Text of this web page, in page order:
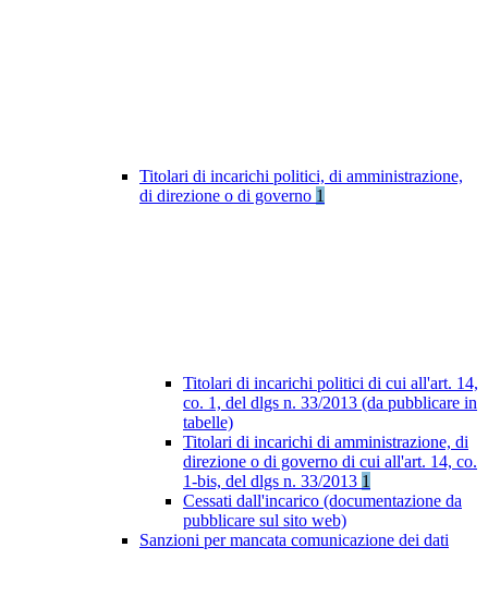
Titolari di incarichi politici, di amministrazione,
di direzione o di governo 1
Titolari di incarichi politici di cui all'art. 14,
co. 1, del dlgs n. 33/2013 (da pubblicare in
tabelle)
Titolari di incarichi di amministrazione, di
direzione o di governo di cui all'art. 14, co.
1-bis, del dlgs n. 33/2013 1
Cessati dall'incarico (documentazione da
pubblicare sul sito web)
Sanzioni per mancata comunicazione dei dati